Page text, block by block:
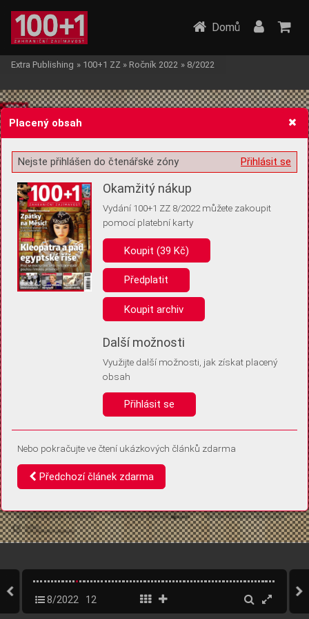
Žádost o souhlas s ukládáním volitelných informací
Pro základní fungování webu nepotřebujeme ukládat žádné informace
(tzv. cookies apod.). Rádi bychom vás ale požádali o souhlas s
uložením volitelných informací:
Anonymní unikátní ID
Díky němu příště poznáme, že se jedná o stejné zařízení, a
Identifikátor je zcela anonymní.
Vaše souhlasy a odmítnutí si ukládáme do vašeho zařízení, abychom se
vás už příště znovu neptali. Můžete je kdykoli později upravit ve Správě
Domů
Extra Publishing » 100+1 ZZ » Ročník 2022 » 8/2022
8/2022 12
Placený obsah
Přihlásit se
Nejste přihlášen do čtenářské zóny
Okamžitý nákup
Vydání 100+1 ZZ 8/2022 můžete zakoupit
pomocí platební karty
Koupit (39 Kč)
Předplatit
Koupit archiv
Další možnosti
Využijte další možnosti, jak získat placený
obsah
Přihlásit se
Nebo pokračujte ve čtení ukázkových článků zdarma
Předchozí článek zdarma